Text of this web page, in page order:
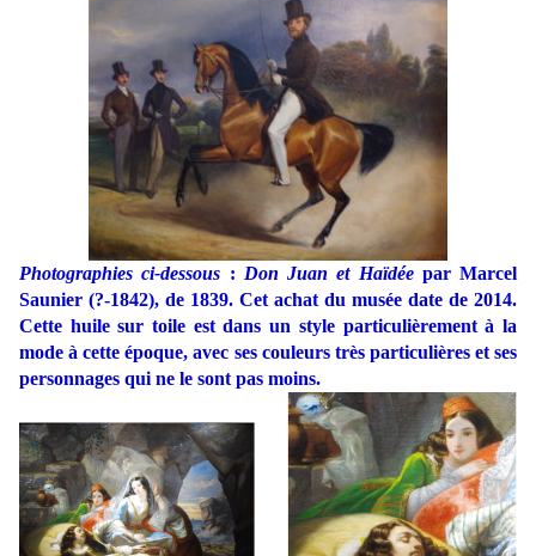
Photographies ci-dessous : Don Juan et Haïdéepar Marcel
Saunier (?-1842), de 1839. Cet achat du musée date de 2014.
Cette huile sur toile est dans un style particulièrement à la
mode à cette époque, avec ses couleurs très particulières et ses
personnages qui ne le sont pas moins.